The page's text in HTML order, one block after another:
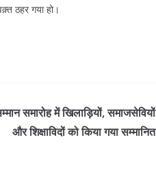
ठहर गया हो।
समारोह में खिलाड़ियों, समाजसेवियों
और शिक्षाविदों को किया गया सम्मानित